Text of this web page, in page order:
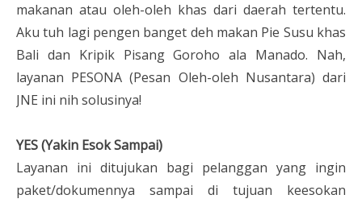
makanan atau oleh-oleh khas dari daerah tertentu.
Aku tuh lagi pengen banget deh makan Pie Susu khas
Bali dan Kripik Pisang Goroho ala Manado. Nah,
layanan PESONA (Pesan Oleh-oleh Nusantara) dari
JNE ini nih solusinya!
YES (Yakin Esok Sampai)
Layanan ini ditujukan bagi pelanggan yang ingin
paket/dokumennya sampai di tujuan keesokan